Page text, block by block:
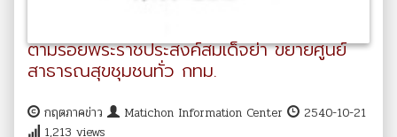
ตามรอยพระราชประสงค์สมเด็จย่า ขยายศูนย์
สาธารณสุขชุมชนทั่ว กทม.
กฤตภาคข่าว Matichon Information Center
2540-10-21
1,213 views